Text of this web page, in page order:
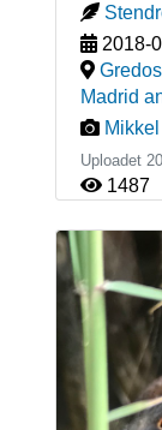
2018-
Madrid
Uploadet
1487